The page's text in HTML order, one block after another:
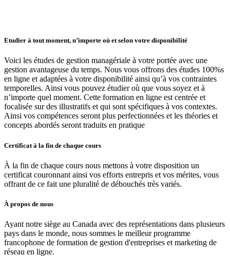
Etudier à tout moment, n’importe où et selon votre disponibilité
Voici les études de gestion managériale à votre portée avec une
gestion avantageuse du temps. Nous vous offrons des études 100%s
en ligne et adaptées à votre disponibilité ainsi qu’à vos contraintes
temporelles. Ainsi vous pouvez étudier où que vous soyez et à
n’importe quel moment. Cette formation en ligne est centrée et
focalisée sur des illustratifs et qui sont spécifiques à vos contextes.
Ainsi vos compétences seront plus perfectionnées et les théories et
concepts abordés seront traduits en pratique
Certificat à la fin de chaque cours
À la fin de chaque cours nous mettons à votre disposition un
certificat couronnant ainsi vos efforts entrepris et vos mérites, vous
offrant de ce fait une pluralité de débouchés très variés.
À propos de nous
Ayant notre siège au Canada avec des représentations dans plusieurs
pays dans le monde, nous sommes le meilleur programme
francophone de formation de gestion d'entreprises et marketing de
réseau en ligne.